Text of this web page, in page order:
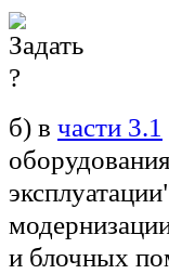
б) в части 3.1
и блочных